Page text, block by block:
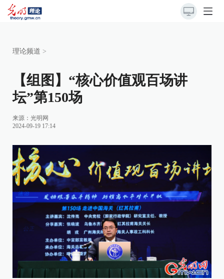
理论频道 >
【组图】“核心价值观百场讲
坛”第150场
来源： 光明网
2024-09-19 17:14